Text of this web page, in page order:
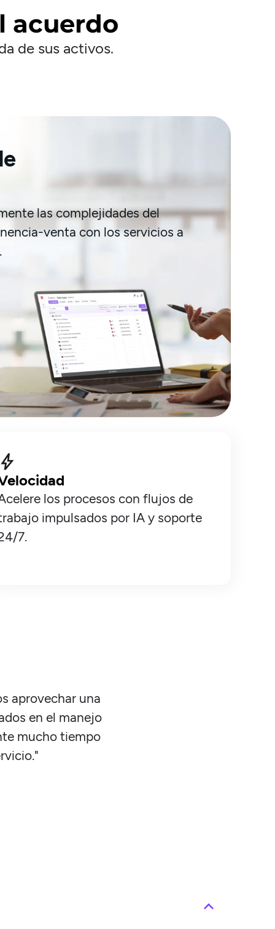
acuerdo
de sus activos.
las complejidades del
venta con los servicios a
los procesos con flujos de
impulsados por IA y soporte
7.
aprovechar una
en el manejo
mucho tiempo